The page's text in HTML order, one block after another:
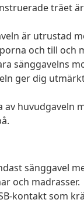
träet
är utrustad
och till och
sänggavelns
ger dig
av
sänggavel
och madrasser.
kontakt som